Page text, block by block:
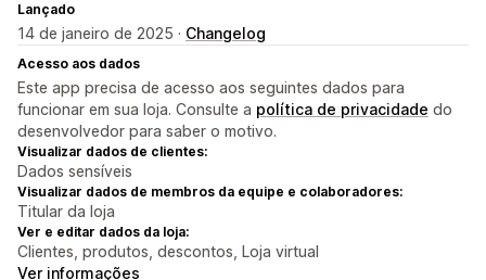
Lançado
14 de janeiro de 2025 · Changelog
Acesso aos dados
Este app precisa de acesso aos seguintes dados para
funcionar em sua loja. Consulte a política de privacidade do
desenvolvedor para saber o motivo.
Visualizar dados de clientes:
Dados sensíveis
Visualizar dados de membros da equipe e colaboradores:
Titular da loja
Ver e editar dados da loja:
Clientes, produtos, descontos, Loja virtual
Ver informações